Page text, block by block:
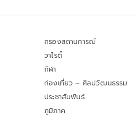
กรองสถานการณ์
วาไรตี้
กีฬา
ท่องเที่ยว – ศิลปวัฒนธรรม
ประชาสัมพันธ์
ภูมิภาค